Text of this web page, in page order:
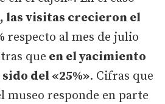
las visitas crecieron el
respecto al mes de julio
que en el yacimiento
del «25%». Cifras que
museo responde en parte